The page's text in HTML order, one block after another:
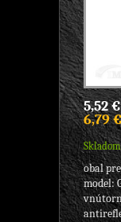
5,52 €
6,79
obal
model: